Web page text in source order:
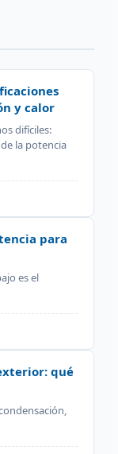
y calor
difíciles:
la potencia
para
es el
qué